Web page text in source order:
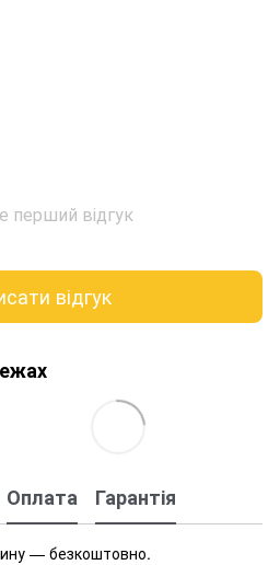
перший відгук
відгук
Оплата Гарантія
— безкоштовно.